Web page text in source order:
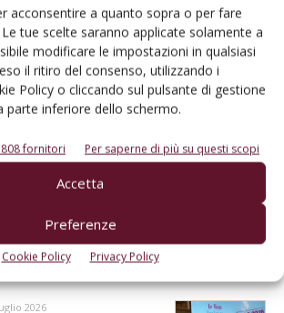
acconsentire a quanto sopra o per fare
tue scelte saranno applicate solamente a
modificare le impostazioni in qualsiasi
il ritiro del consenso, utilizzando i
Policy o cliccando sul pulsante di gestione
parte inferiore dello schermo.
fornitori Per saperne di più su questi scopi
Accetta
Preferenze
Cookie Policy Privacy Policy
di Terra e Vita agli agricoltori
Cerca adesso
2026